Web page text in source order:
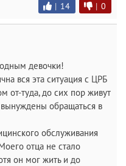
| 14 | 0
девочки!
вся эта ситуация с ЦРБ
от-туда, до сих пор живут
обращаться в
обслуживания
отца не стало
он мог жить и до